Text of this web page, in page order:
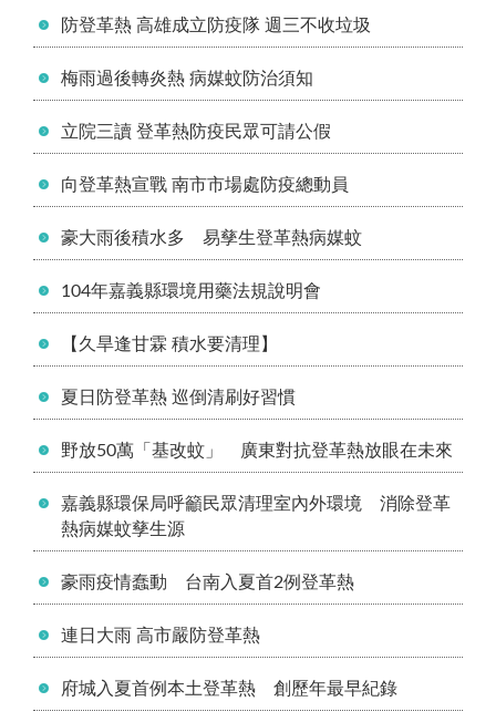
防登革熱 高雄成立防疫隊 週三不收垃圾
梅雨過後轉炎熱 病媒蚊防治須知
立院三讀 登革熱防疫民眾可請公假
向登革熱宣戰 南市市場處防疫總動員
豪大雨後積水多 易孳生登革熱病媒蚊
104年嘉義縣環境用藥法規說明會
【久旱逢甘霖 積水要清理】
夏日防登革熱 巡倒清刷好習慣
野放50萬「基改蚊」 廣東對抗登革熱放眼在未來
嘉義縣環保局呼籲民眾清理室內外環境 消除登革
熱病媒蚊孳生源
豪雨疫情蠢動 台南入夏首2例登革熱
連日大雨 高市嚴防登革熱
府城入夏首例本土登革熱 創歷年最早紀錄